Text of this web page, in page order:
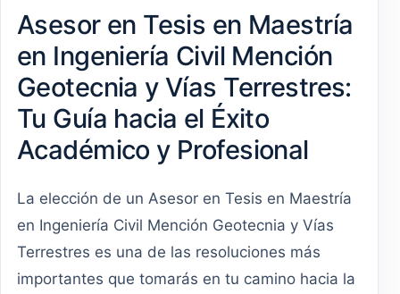
Asesor en Tesis en Maestría
en Ingeniería Civil Mención
Geotecnia y Vías Terrestres:
Tu Guía hacia el Éxito
Académico y Profesional
La elección de un Asesor en Tesis en Maestría
en Ingeniería Civil Mención Geotecnia y Vías
Terrestres es una de las resoluciones más
importantes que tomarás en tu camino hacia la